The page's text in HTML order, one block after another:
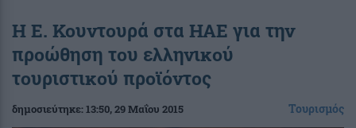
H Ε. Κουντουρά στα ΗΑΕ για την
προώθηση του ελληνικού
τουριστικού προϊόντος
δημοσιεύτηκε:13:50, 29 Μαΐου 2015 Τουρισμός